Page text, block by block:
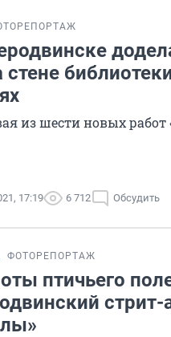
стене
из шести новых
17:19 6 712 Обсудить
ФОТОРЕПОРТАЖ
птичьего
стрит-